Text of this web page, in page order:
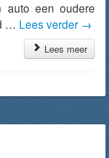
auto een oudere
… Lees verder →
Lees meer